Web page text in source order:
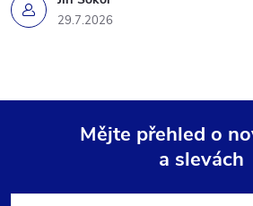
29.7.2026
Mějte přehled o
a slevách